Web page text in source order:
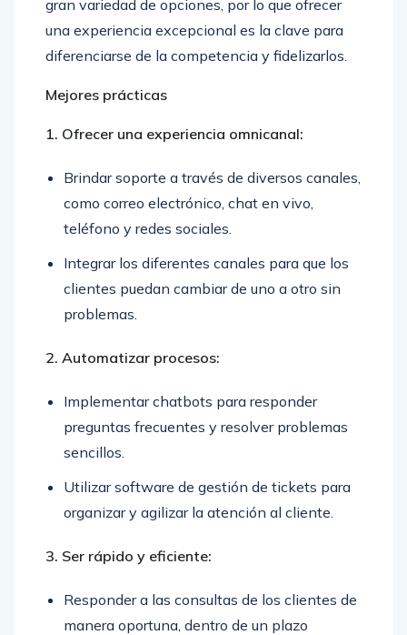
gran variedad de opciones, por lo que ofrecer
una experiencia excepcional es la clave para
diferenciarse de la competencia y fidelizarlos.
Mejores prácticas
1. Ofrecer una experiencia omnicanal:
Brindar soporte a través de diversos canales,
como correo electrónico, chat en vivo,
teléfono y redes sociales.
Integrar los diferentes canales para que los
clientes puedan cambiar de uno a otro sin
problemas.
2. Automatizar procesos:
Implementar chatbots para responder
preguntas frecuentes y resolver problemas
sencillos.
Utilizar software de gestión de tickets para
organizar y agilizar la atención al cliente.
3. Ser rápido y eficiente:
Responder a las consultas de los clientes de
manera oportuna, dentro de un plazo